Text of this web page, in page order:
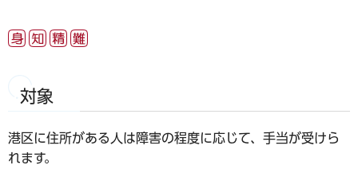
対象
港区に住所がある人は障害の程度に応じて、手当が受けら
れます。